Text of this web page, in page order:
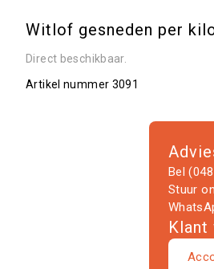
Witlof gesneden per
Direct beschikbaar.
Artikel nummer 3091
Bel
Stuur
Klant